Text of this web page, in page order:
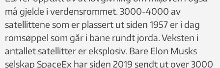
må gjelde i verdensrommet. 3000-4000 av
satellittene som er plassert ut siden 1957 er i dag
romsøppel som går i bane rundt jorda. Veksten i
antallet satellitter er eksplosiv. Bare Elon Musks
selskap SpaceEx har siden 2019 sendt ut over 3000